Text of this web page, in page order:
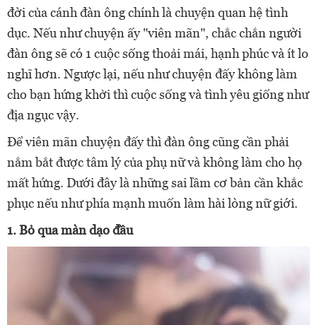
đời của cánh đàn ông chính là chuyện quan hệ tình
dục. Nếu như chuyện ấy "viên mãn", chắc chắn người
đàn ông sẽ có 1 cuộc sống thoải mái, hạnh phúc và ít lo
nghĩ hơn. Ngược lại, nếu như chuyện đấy không làm
cho bạn hứng khởi thì cuộc sống và tình yêu giống như
địa ngục vậy.
Để viên mãn chuyện đấy thì đàn ông cũng cần phải
nắm bắt được tâm lý của phụ nữ và không làm cho họ
mất hứng. Dưới đây là những sai lầm cơ bản cần khắc
phục nếu như phía mạnh muốn làm hài lòng nữ giới.
1. Bỏ qua màn dạo đầu